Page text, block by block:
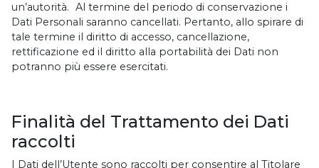
un’autorità. Al termine del periodo di conservazione i
Dati Personali saranno cancellati. Pertanto, allo spirare di
tale termine il diritto di accesso, cancellazione,
rettificazione ed il diritto alla portabilità dei Dati non
potranno più essere esercitati.
Finalità del Trattamento dei Dati
raccolti
I Dati dell’Utente sono raccolti per consentire al Titolare